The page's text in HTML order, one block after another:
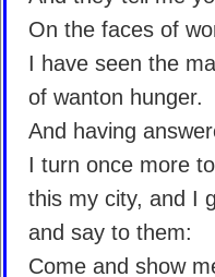
On the faces of
I have seen the
of wanton hunger.
And having
I turn once more
this my city, and I
and say to them:
Come and show